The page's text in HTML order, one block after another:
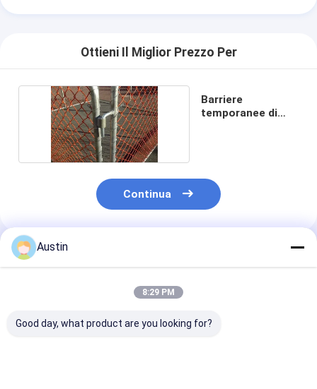
Ottieni Il Miglior Prezzo Per
Barriere
temporanee di
Continua
Prodotti Raccomandati
Austin
8:29 PM
Good day, what product are you looking for?